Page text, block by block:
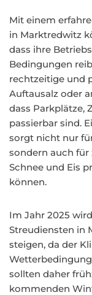
Mit einem
in Marktredwitz
dass ihre
Bedingungen
rechtzeitige und
Auftausalz oder
dass Parkplätze,
passierbar sind.
sorgt nicht nur
sondern auch für
Schnee und Eis
können.
Im Jahr 2025
Streudiensten in
steigen, da der
sollten daher
kommenden